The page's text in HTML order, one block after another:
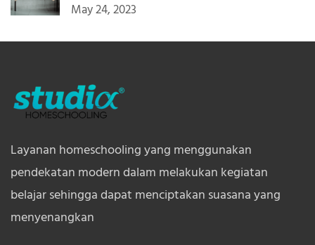
May 24, 2023
Layanan homeschooling yang menggunakan
pendekatan modern dalam melakukan kegiatan
belajar sehingga dapat menciptakan suasana yang
menyenangkan